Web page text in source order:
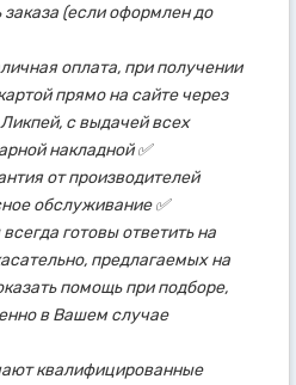
(если оформлен до
оплата, при получении
прямо на сайте через
с выдачей всех
накладной ✅
от производителей
обслуживание ✅
готовы ответить на
предлагаемых на
помощь при подборе,
в Вашем случае
квалифицированные